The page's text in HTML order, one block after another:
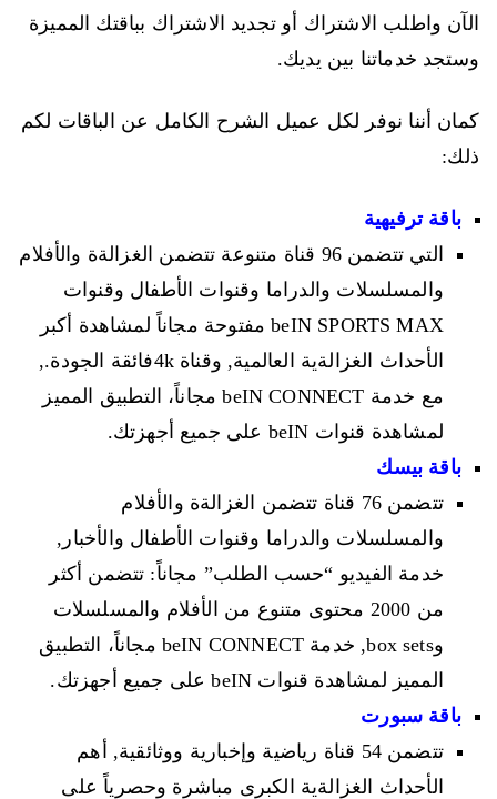
الآن واطلب الاشتراك أو تجديد الاشتراك بباقتك المميزة
وستجد خدماتنا بين يديك.
كمان أننا نوفر لكل عميل الشرح الكامل عن الباقات لكم
ذلك:
باقة ترفيهية
التي تتضمن 96 قناة متنوعة تتضمن الغزالةة والأفلام
والمسلسلات والدراما وقنوات الأطفال وقنوات
beIN SPORTS MAX مفتوحة مجاناً لمشاهدة أكبر
الأحداث الغزالةية العالمية, وقناة 4kفائقة الجودة.,
مع خدمة beIN CONNECT مجاناً، التطبيق المميز
لمشاهدة قنوات beIN على جميع أجهزتك.
باقة بيسك
تتضمن 76 قناة تتضمن الغزالةة والأفلام
والمسلسلات والدراما وقنوات الأطفال والأخبار,
خدمة الفيديو “حسب الطلب” مجاناً: تتضمن أكثر
من 2000 محتوى متنوع من الأفلام والمسلسلات
وbox sets, خدمة beIN CONNECT مجاناً، التطبيق
المميز لمشاهدة قنوات beIN على جميع أجهزتك.
باقة سبورت
تتضمن 54 قناة رياضية وإخبارية ووثائقية, أهم
الأحداث الغزالةية الكبرى مباشرة وحصرياً على